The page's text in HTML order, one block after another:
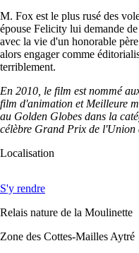
M. Fox est le plus rusé des
épouse Felicity lui demande
avec la vie d'un honorable
alors engager comme
terriblement.
En 2010, le film est nommé
film d'animation et Meilleure
au Golden Globes dans la
célèbre Grand Prix de l'Union
Localisation
S'y rendre
Relais nature de la Moulinette
Zone des Cottes-Mailles Aytré